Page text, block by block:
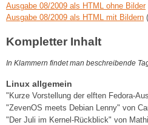
Ausgabe 08/2009 als HTML ohne Bilder
Ausgabe 08/2009 als HTML mit Bildern
Kompletter Inhalt
In Klammern findet man beschreibende
Linux allgemein
"Kurze Vorstellung der elften Fedora-
"ZevenOS meets Debian Lenny" von
"Der Juli im Kernel-Rückblick" von